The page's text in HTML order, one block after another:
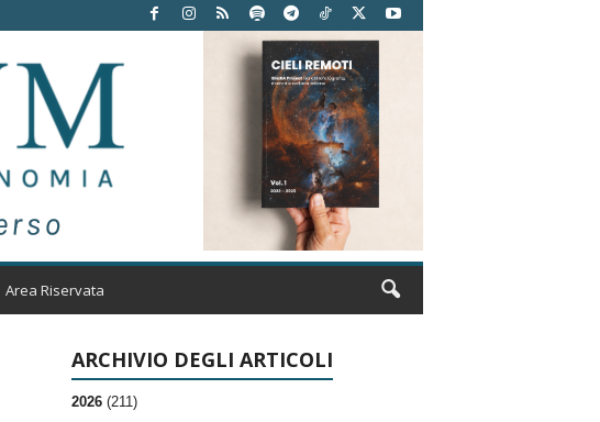
Area Riservata
ARCHIVIO DEGLI ARTICOLI
2026 (211)